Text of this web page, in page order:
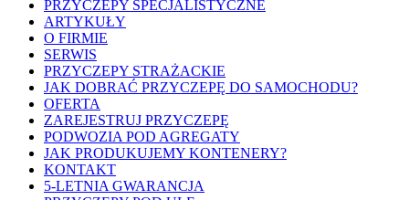
PRZYCZEPY SPECJALISTYCZNE
ARTYKUŁY
O FIRMIE
SERWIS
PRZYCZEPY STRAŻACKIE
JAK DOBRAĆ PRZYCZEPĘ DO SAMOCHODU?
OFERTA
ZAREJESTRUJ PRZYCZEPĘ
PODWOZIA POD AGREGATY
JAK PRODUKUJEMY KONTENERY?
KONTAKT
5-LETNIA GWARANCJA